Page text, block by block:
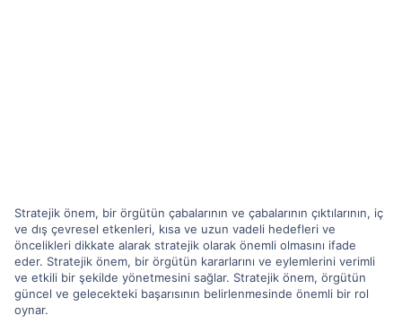
Stratejik önem, bir örgütün çabalarının ve çabalarının çıktılarının, iç
ve dış çevresel etkenleri, kısa ve uzun vadeli hedefleri ve
öncelikleri dikkate alarak stratejik olarak önemli olmasını ifade
eder. Stratejik önem, bir örgütün kararlarını ve eylemlerini verimli
ve etkili bir şekilde yönetmesini sağlar. Stratejik önem, örgütün
güncel ve gelecekteki başarısının belirlenmesinde önemli bir rol
oynar.